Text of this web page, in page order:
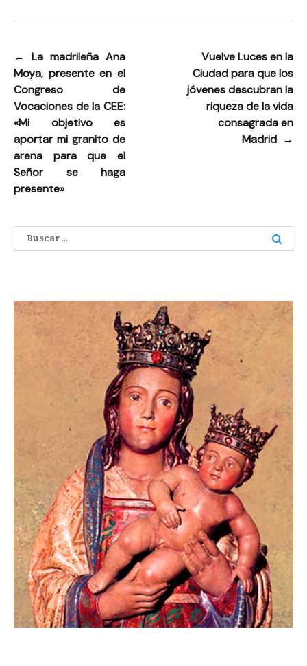
Navegación
de
entradas
←
La madrileña Ana
Moya, presente en el
Congreso de
Vocaciones de la CEE:
«Mi objetivo es
aportar mi granito de
arena para que el
Señor se haga
presente»
Vuelve Luces en la
Ciudad para que los
jóvenes descubran la
riqueza de la vida
consagrada en
Madrid →
Buscar: